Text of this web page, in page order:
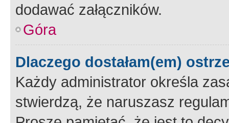
dodawać załączników.
Góra
Dlaczego dostałam(em)
Każdy administrator określa
stwierdzą, że naruszasz